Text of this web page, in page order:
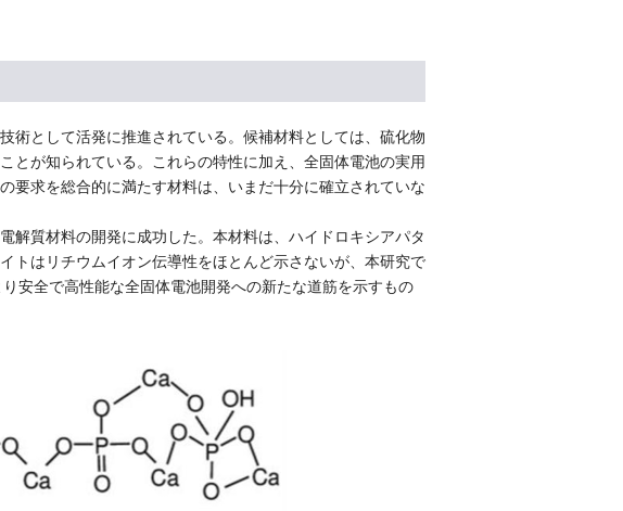
として活発に推進されている。候補材料としては、硫化物
とが知られている。これらの特性に加え、全固体電池の実用
要求を総合的に満たす材料は、いまだ十分に確立されていな
質材料の開発に成功した。本材料は、ハイドロキシアパタ
トはリチウムイオン伝導性をほとんど示さないが、本研究で
安全で高性能な全固体電池開発への新たな道筋を示すもの